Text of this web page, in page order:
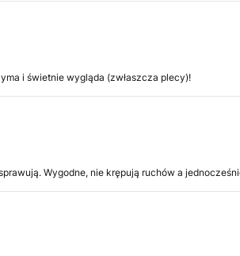
i świetnie wygląda (zwłaszcza plecy)!
Wygodne, nie krępują ruchów a